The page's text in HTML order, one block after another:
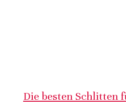
Die besten Schlitten